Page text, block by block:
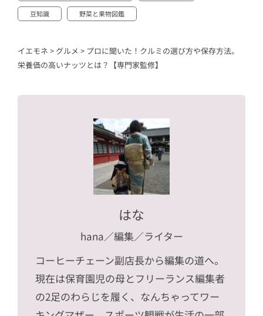
豆知識 野菜と果物図鑑
イエモネ > グルメ > プロに聞いた！クルミの選び方や保存方法。
栄養価の高いナッツとは？【専門家監修】
はな
hana／編集／ライター
コーヒーチェーン副店長から編集の道へ。
現在は保育園児の母とフリーランス編集者
の2足のわらじを履く、なんちゃってワー